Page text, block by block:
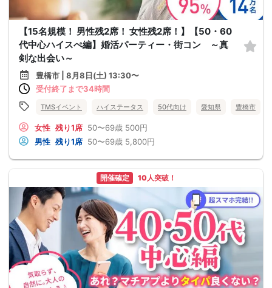
【15名規模！ 男性残2席！ 女性残2席！】【50・60
代中心ハイスぺ編】婚活パーティー・街コン ～真
剣な出会い～
豊橋市 | 8月8日(土) 13:30〜
受付終了まで34時間
TMSイベント ハイステータス 50代向け 愛知県 豊橋市
女性 残り1席 50〜69歳 500円
男性 残り1席 50〜69歳 5,800円
開催確定 10人突破！